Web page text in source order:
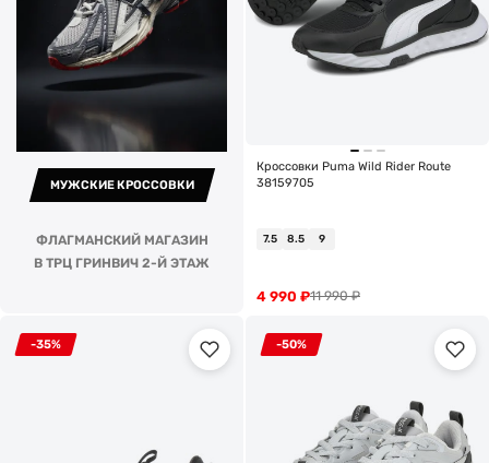
МУЖСКИЕ КРОССОВКИ
ФЛАГМАНСКИЙ МАГАЗИН
В ТРЦ ГРИНВИЧ 2-Й ЭТАЖ
Кроссовки Puma Wild Rider Route
38159705
7.5 8.5 9
11 990₽
4 990 ₽
-35% -50%